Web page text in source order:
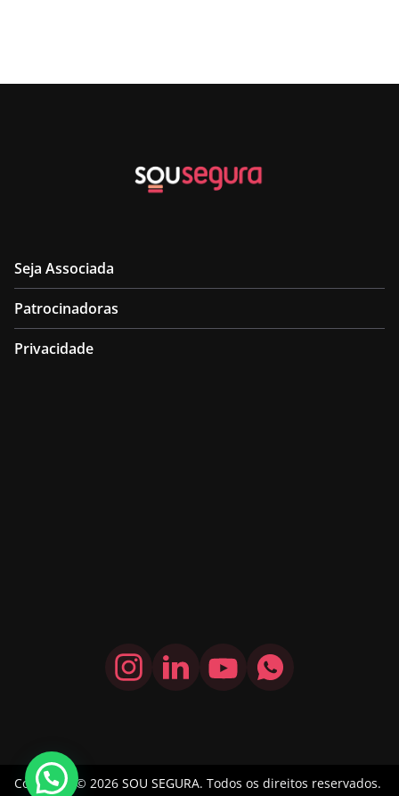
Seja Associada
Patrocinadoras
Privacidade
Copyright © 2026 SOU SEGURA. Todos os direitos reservados.